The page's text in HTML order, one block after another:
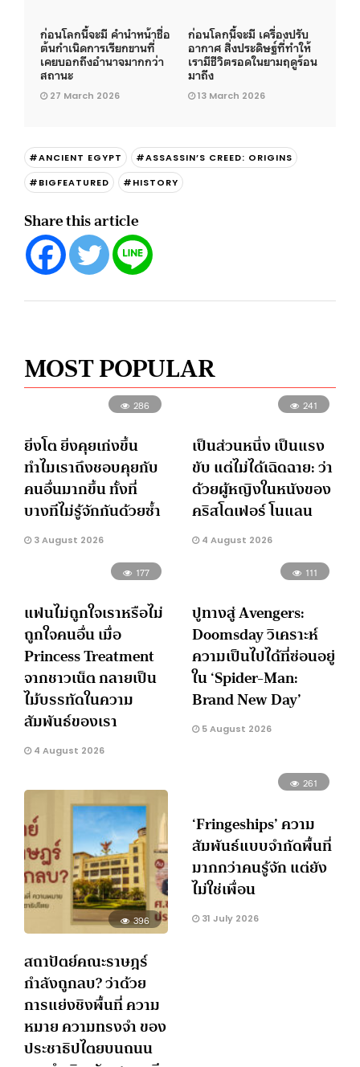
ก่อนโลกนี้จะมี คำนำหน้าชื่อ
ต้นกำเนิดการเรียกขานที่
เคยบอกถึงอำนาจมากกว่า
สถานะ
27 March 2026
ก่อนโลกนี้จะมี เครื่องปรับ
อากาศ สิ่งประดิษฐ์ที่ทำให้
เรามีชีวิตรอดในยามฤดูร้อน
มาถึง
13 March 2026
#ANCIENT EGYPT
#ASSASSIN’S CREED: ORIGINS
#BIGFEATURED
#HISTORY
Share this article
MOST POPULAR
286
ยิ่งโต ยิ่งคุยเก่งขึ้น
ทำไมเราถึงชอบคุยกับ
คนอื่นมากขึ้น ทั้งที่
บางทีไม่รู้จักกันด้วยซ้ำ
3 August 2026
241
เป็นส่วนหนึ่ง เป็นแรง
ขับ แต่ไม่ได้เฉิดฉาย: ว่า
ด้วยผู้หญิงในหนังของ
คริสโตเฟอร์ โนแลน
4 August 2026
177
แฟนไม่ถูกใจเราหรือไม่
ถูกใจคนอื่น เมื่อ
Princess Treatment
จากชาวเน็ต กลายเป็น
ไม้บรรทัดในความ
สัมพันธ์ของเรา
4 August 2026
111
ปูทางสู่ Avengers:
Doomsday วิเคราะห์
ความเป็นไปได้ที่ซ่อนอยู่
ใน ‘Spider-Man:
Brand New Day’
5 August 2026
396
สถาปัตย์คณะราษฎร์
กำลังถูกลบ? ว่าด้วย
การแย่งชิงพื้นที่ ความ
หมาย ความทรงจำ ของ
ประชาธิปไตยบนถนน
261
‘Fringeships’ ความ
สัมพันธ์แบบจำกัดพื้นที่
มากกว่าคนรู้จัก แต่ยัง
ไม่ใช่เพื่อน
31 July 2026